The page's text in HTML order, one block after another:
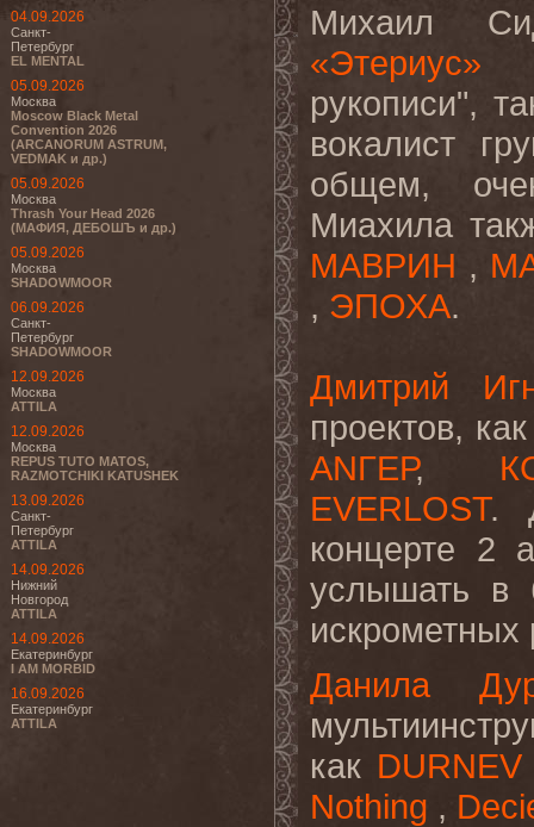
04.09.2026
Санкт-
Петербург
EL MENTAL
05.09.2026
Москва
Moscow Black Metal
Convention 2026
(ARCANORUM ASTRUM,
VEDMAK и др.)
05.09.2026
Москва
Thrash Your Head 2026
(МАФИЯ, ДЕБОШЪ и др.)
05.09.2026
Москва
SHADOWMOOR
06.09.2026
Санкт-
Петербург
SHADOWMOOR
12.09.2026
Москва
ATTILA
12.09.2026
Москва
REPUS TUTO MATOS,
RAZMOTCHIKI KATUSHEK
13.09.2026
Санкт-
Петербург
ATTILA
14.09.2026
Нижний
Новгород
ATTILA
14.09.2026
Екатеринбург
I AM MORBID
16.09.2026
Екатеринбург
ATTILA
Михаил
«Этериус»
рукописи",
вокалист
общем,
Миахила
МАВРИН ,
, ЭПОХА.
Дмитрий
проектов,
АNГЕР,
EVERLOST.
концерте 2
услышать в
Данила
как DURNEV
Nothing ,